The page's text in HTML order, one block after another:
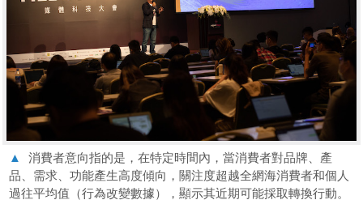
▲
消費者意向指的是，在特定時間內，當消費者對品牌、產
品、需求、功能產生高度傾向，關注度超越全網海消費者和個人
過往平均值（行為改變數據），顯示其近期可能採取轉換行動。